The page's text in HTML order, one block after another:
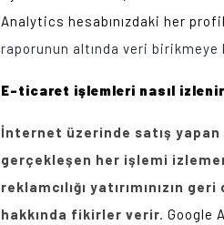
Analytics hesabınızdaki her
raporunun altında veri birikmeye
E-ticaret işlemleri nasıl
İnternet üzerinde satış
gerçekleşen her işlemi
reklamcılığı yatırımınızın
hakkında fikirler verir. Google